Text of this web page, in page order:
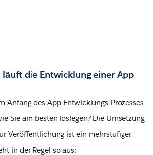
läuft die Entwicklung einer App
Anfang des App-Entwicklungs-Prozesses
Sie am besten loslegen? Die Umsetzung
Veröffentlichung ist ein mehrstufiger
in der Regel so aus: